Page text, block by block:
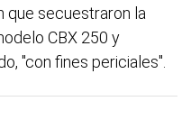
que secuestraron la
CBX 250 y
"con fines periciales".